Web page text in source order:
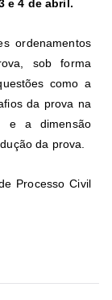
e 4 de abril.
ordenamentos
sob forma
como a
da prova na
e a dimensão
da prova.
Processo Civil